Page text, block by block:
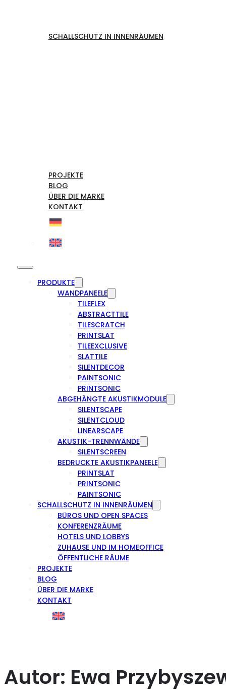
SCHALLSCHUTZ IN INNENRÄUMEN
PROJEKTE
BLOG
ÜBER DIE MARKE
KONTAKT
PRODUKTE
WANDPANEELE
TILEFLEX
ABSTRACTTILE
TILESCRATCH
PRINTSLAT
TILEEXCLUSIVE
SLATTILE
SILENTDECOR
PAINTSONIC
PRINTSONIC
ABGEHÄNGTE AKUSTIKMODULE
SILENTSCAPE
SILENTCLOUD
LINEARSCAPE
AKUSTIK-TRENNWÄNDE
SILENTSCREEN
BEDRUCKTE AKUSTIKPANEELE
PRINTSLAT
PRINTSONIC
PAINTSONIC
SCHALLSCHUTZ IN INNENRÄUMEN
BÜROS UND OPEN SPACES
KONFERENZRÄUME
HOTELS UND LOBBYS
ZUHAUSE UND IM HOMEOFFICE
ÖFFENTLICHE RÄUME
PROJEKTE
BLOG
ÜBER DIE MARKE
KONTAKT
Autor: Ewa